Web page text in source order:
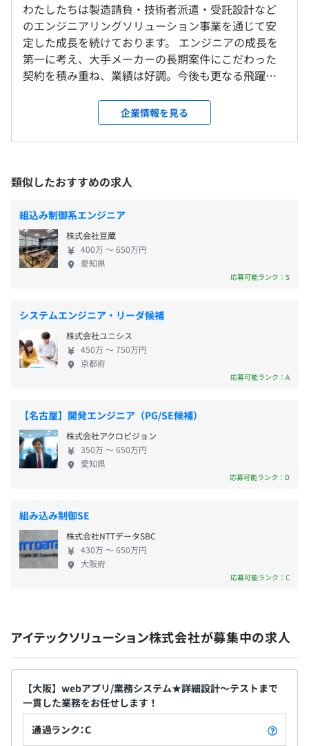
＜＜エンジニア育成研修＞＞
ベテラン現役エンジニアによる１対１の充実した研修
40 hours 基礎プログラミング（C,C# 等）
40 hours Web基礎プログラミング
80 hours Web応用プログラミング
◆組込ソフト
40 hours 基礎プログラミング（C言語）
40 hours マイコン基礎研修
80 hours RTOS基礎研修（開発研修）
160 hours アプリケーシ開発（開発研修）
相談の上、ご希望のマシンを支給いたします。
エンジニア出身のキャリアアドバイザーが月1でクライア
ント先に訪問し、仕事の悩みや今後のキャリアパスなどを
気軽に相談できる環境です。
就業場所の変更範囲
＜雇入時＞
入社したらまず弊社の受託設計室で研修を受講いただきま
す。
受託設計室：大阪市淀川区西中島6丁目2-3 チサン第7新大
受動喫煙防止措置に関する事項
・従業員に対する受動喫煙対策：あり
対策内容：敷地内禁煙／敷地内禁煙（喫煙場所あり )
770万円／経験10年＜配偶者＋子供2人＞／月給39万＋残
業＋賞与
507万円／経験6年＜配偶者＞／月給33万＋残業＋賞与
347万円／経験2年／月給22万＋残業＋賞与
（※想定年収は年収提示額を保証するものではありません）
8:30～17:30（所定労働時間：8時間0分）
時間外労働：有
※実際の就労時間は、プロジェクトにより若干変動いたし
ます。
休憩時間：12:00〜13:00（60分）
＜年間休日126日＞
・完全週休 2 日制(土日)
・年末年始休暇
・慶弔休暇
■住宅手当（月2.5万円）
■派遣勤務手当（1万円～）
■役職手当（0.7万円～）
■家族手当（配偶者１万円・子0.5万円/人）
昇給・昇格あり：年1回（5月）
わたしたちは製造請負・技術者派遣・受託設計など
のエンジニアリングソリューション事業を通じて安
定した成長を続けております。 エンジニアの成長を
第一に考え、大手メーカーの長期案件にこだわった
契約を積み重ね、業績は好調。今後も更なる飛躍を
制度を導入しており、目標を持ってステップアップ
に取り組めます。 ヒューマン研修、技術交流会、テ
ーマ別勉強会など入社後も成長の機会を数多く提供
す。 失敗を恐れずにどんどんチャレンジしたいメン
バーをお待ちしています！
企業情報を見る
類似したおすすめの求人
組込み制御系エンジニア
株式会社豆蔵
400万 〜 650万円
愛知県
応募可能ランク：S
システムエンジニア・リーダ候補
株式会社ユニシス
450万 〜 750万円
京都府
応募可能ランク：A
【名古屋】開発エンジニア（PG/SE候補）
株式会社アクロビジョン
350万 〜 650万円
愛知県
応募可能ランク：D
組み込み制御SE
株式会社NTTデータSBC
430万 〜 650万円
大阪府
応募可能ランク：C
アイテックソリューション株式会社が募集中の求人
【大阪】webアプリ/業務システム★詳細設計～テストまで
一貫した業務をお任せします！
通過ランク：C